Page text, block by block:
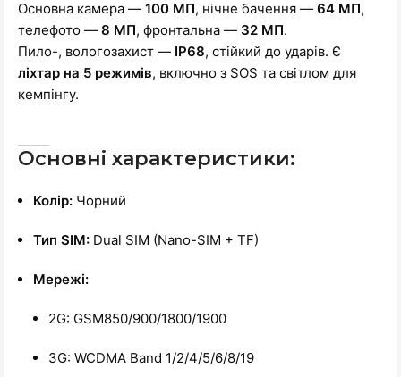
Основна камера — 100 МП, нічне бачення — 64 МП,
телефото — 8 МП, фронтальна — 32 МП.
Пило-, вологозахист — IP68, стійкий до ударів. Є
ліхтар на 5 режимів, включно з SOS та світлом для
кемпінгу.
Основні характеристики:
Колір: Чорний
Тип SIM: Dual SIM (Nano-SIM + TF)
Мережі:
2G: GSM850/900/1800/1900
3G: WCDMA Band 1/2/4/5/6/8/19